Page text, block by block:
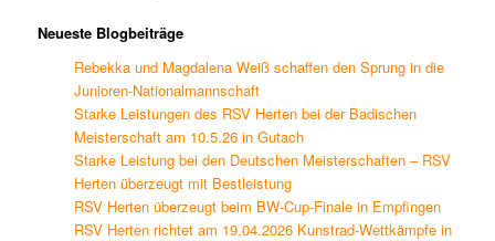
Neueste Blogbeiträge
Rebekka und Magdalena Weiß schaffen den Sprung in die
Junioren-Nationalmannschaft
Starke Leistungen des RSV Herten bei der Badischen
Meisterschaft am 10.5.26 in Gutach
Starke Leistung bei den Deutschen Meisterschaften – RSV
Herten überzeugt mit Bestleistung
RSV Herten überzeugt beim BW-Cup-Finale in Empfingen
RSV Herten richtet am 19.04.2026 Kunstrad-Wettkämpfe in